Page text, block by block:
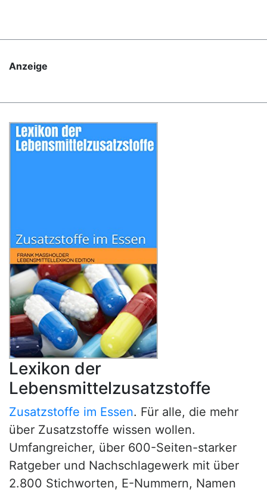
Anzeige
Lexikon der
Lebensmittelzusatzstoffe
Zusatzstoffe im Essen. Für alle, die mehr
über Zusatzstoffe wissen wollen.
Umfangreicher, über 600-Seiten-starker
Ratgeber und Nachschlagewerk mit über
2.800 Stichworten, E-Nummern, Namen